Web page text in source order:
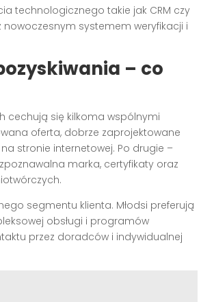
technologicznego takie jak CRM czy
nowoczesnym systemem weryfikacji i
– co
cechują się kilkoma wspólnymi
oferta, dobrze zaprojektowane
stronie internetowej. Po drugie –
marka, certyfikaty oraz
segmentu klienta. Młodsi preferują
obsługi i programów
przez doradców i indywidualnej